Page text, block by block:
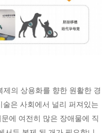
의 상용화를 향한 원활한 경
은 사회에서 널리 퍼져있는
에 여전히 많은 장애물에 직